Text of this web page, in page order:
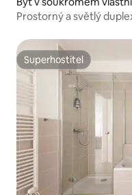
bursko
Prostorný a světlý
Superhostitel
Superhostitel